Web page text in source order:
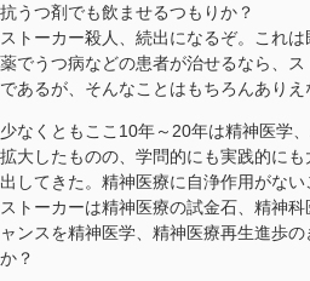
抗うつ剤でも飲ませるつもりか？
ストーカー殺人、続出になるぞ。これは
薬でうつ病などの患者が治せるなら、
であるが、そんなことはもちろんありえ
少なくともここ10年～20年は精神医学
拡大したものの、学問的にも実践的に
出してきた。精神医療に自浄作用がない
ストーカーは精神医療の試金石、精神
ャンスを精神医学、精神医療再生進歩
か？